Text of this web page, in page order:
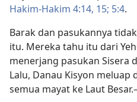
Hakim-Hakim 4:14, 15; 5:4.
Barak dan pasukannya
itu. Mereka tahu itu dari
menerjang pasukan Sisera
Lalu, Danau Kisyon meluap
semua mayat ke Laut